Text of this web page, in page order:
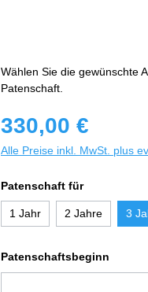
Wählen Sie die gewünschte
Patenschaft.
330,00 €
Alle Preise inkl. MwSt. plus
Patenschaft für
1 Jahr 2 Jahre 3
Patenschaftsbeginn